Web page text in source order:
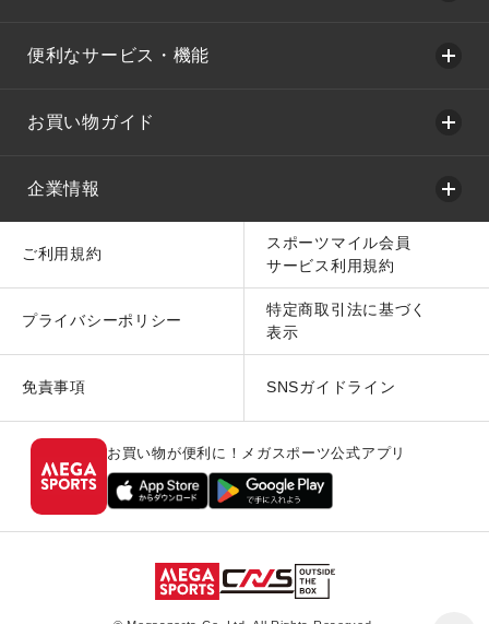
便利なサービス・機能
お買い物ガイド
企業情報
ご利用規約
スポーツマイル会員
サービス利用規約
プライバシーポリシー
特定商取引法に基づく
表示
免責事項 SNSガイドライン
お買い物が便利に！メガスポーツ公式アプリ